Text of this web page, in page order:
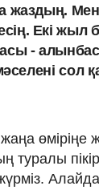
жаздың.
Екі жыл
-
сол
өміріңе
туралы
Алайда